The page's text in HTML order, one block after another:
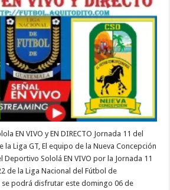
EN VIVO y EN DIRECTO Jornada 11 del
la Liga GT, El equipo de la Nueva Concepción
Sololá EN VIVO por la Jornada 11
de la Liga Nacional del Fútbol de
podrá disfrutar este domingo 06 de